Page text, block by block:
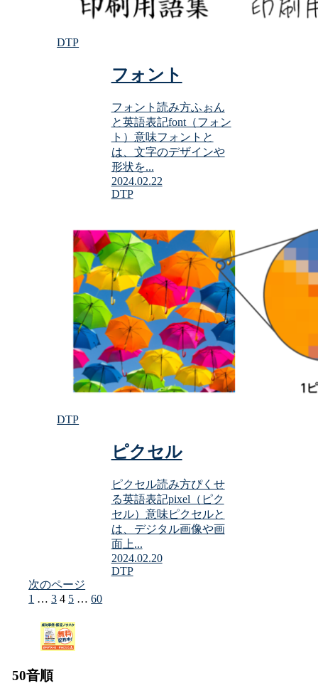
DTP
フォント
フォント読み方ふぉん
と英語表記font（フォン
ト）意味フォントと
は、文字のデザインや
形状を...
2024.02.22
DTP
DTP
ピクセル
ピクセル読み方ぴくせ
る英語表記pixel（ピク
セル）意味ピクセルと
は、デジタル画像や画
面上...
2024.02.20
DTP
次のページ
前
1 … 3 4 5 … 60次
50音順